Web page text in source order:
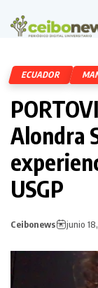
ECUADOR
Alondra
USGP
Ceibonews junio